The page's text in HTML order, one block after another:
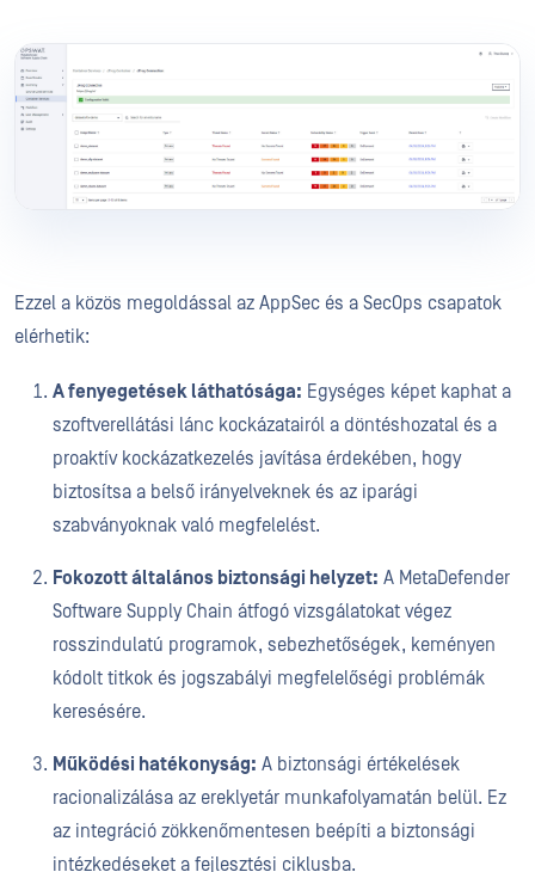
Ezzel a közös megoldással az AppSec és a SecOps csapatok
elérhetik:
A fenyegetések láthatósága: Egységes képet kaphat a
szoftverellátási lánc kockázatairól a döntéshozatal és a
proaktív kockázatkezelés javítása érdekében, hogy
biztosítsa a belső irányelveknek és az iparági
szabványoknak való megfelelést.
Fokozott általános biztonsági helyzet: A MetaDefender
Software Supply Chain átfogó vizsgálatokat végez
rosszindulatú programok, sebezhetőségek, keményen
kódolt titkok és jogszabályi megfelelőségi problémák
keresésére.
Működési hatékonyság: A biztonsági értékelések
racionalizálása az ereklyetár munkafolyamatán belül. Ez
az integráció zökkenőmentesen beépíti a biztonsági
intézkedéseket a fejlesztési ciklusba.